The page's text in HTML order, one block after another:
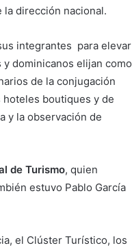
dirección nacional.
integrantes para elevar
dominicanos elijan como
de la conjugación
hoteles boutiques y de
y la observación de
de Turismo, quien
estuvo Pablo García
el Clúster Turístico, los